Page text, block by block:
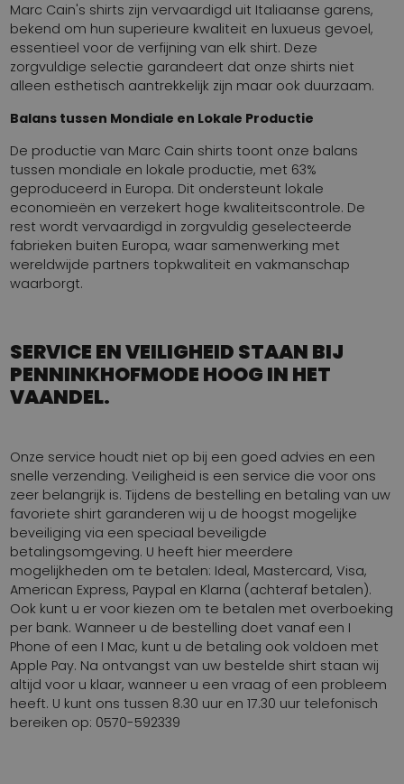
Marc Cain's shirts zijn vervaardigd uit Italiaanse garens,
bekend om hun superieure kwaliteit en luxueus gevoel,
essentieel voor de verfijning van elk shirt. Deze
zorgvuldige selectie garandeert dat onze shirts niet
alleen esthetisch aantrekkelijk zijn maar ook duurzaam.
Balans tussen Mondiale en Lokale Productie
De productie van Marc Cain shirts toont onze balans
tussen mondiale en lokale productie, met 63%
geproduceerd in Europa. Dit ondersteunt lokale
economieën en verzekert hoge kwaliteitscontrole. De
rest wordt vervaardigd in zorgvuldig geselecteerde
fabrieken buiten Europa, waar samenwerking met
wereldwijde partners topkwaliteit en vakmanschap
waarborgt.
SERVICE EN VEILIGHEID STAAN BIJ
PENNINKHOFMODE HOOG IN HET
VAANDEL.
Onze service houdt niet op bij een goed advies en een
snelle verzending. Veiligheid is een service die voor ons
zeer belangrijk is. Tijdens de bestelling en betaling van uw
favoriete shirt garanderen wij u de hoogst mogelijke
beveiliging via een speciaal beveiligde
betalingsomgeving. U heeft hier meerdere
mogelijkheden om te betalen: Ideal, Mastercard, Visa,
American Express, Paypal en Klarna (achteraf betalen).
Ook kunt u er voor kiezen om te betalen met overboeking
per bank. Wanneer u de bestelling doet vanaf een I
Phone of een I Mac, kunt u de betaling ook voldoen met
Apple Pay. Na ontvangst van uw bestelde shirt staan wij
altijd voor u klaar, wanneer u een vraag of een probleem
heeft. U kunt ons tussen 8.30 uur en 17.30 uur telefonisch
bereiken op: 0570-592339